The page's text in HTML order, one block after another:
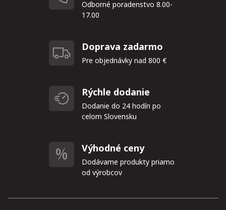
Odborné poradenstvo 8.00-
17.00
Doprava zadarmo
Pre objednávky nad 800 €
Rýchle dodanie
Dodanie do 24 hodín po
celom Slovensku
Výhodné ceny
Dodávame produkty priamo
od výrobcov